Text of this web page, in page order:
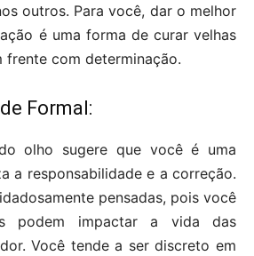
outros. Para você, dar o melhor
é uma forma de curar velhas
frente com determinação.
Formal:
olho sugere que você é uma
a responsabilidade e a correção.
pensadas, pois você
podem impactar a vida das
Você tende a ser discreto em